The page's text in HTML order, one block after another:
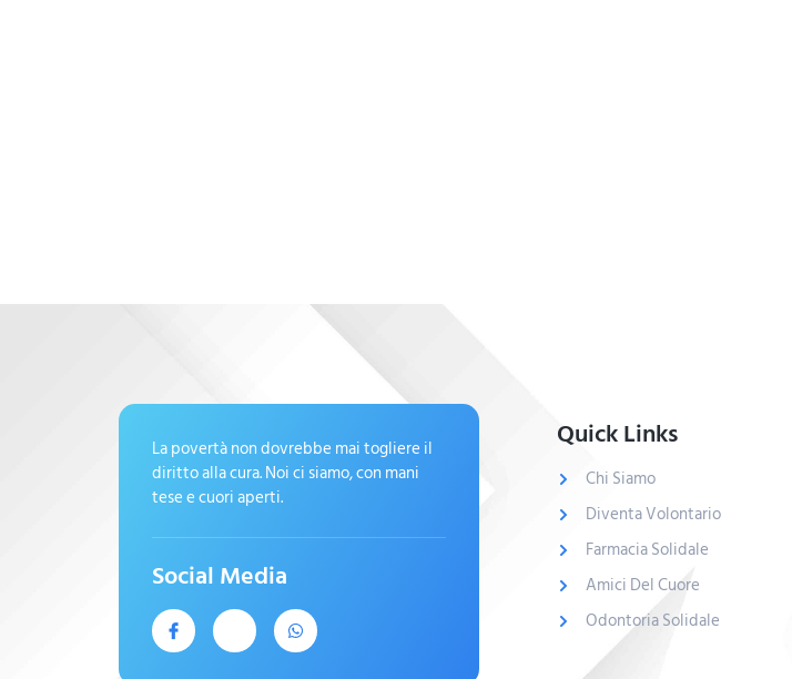
La povertà non dovrebbe mai togliere il
diritto alla cura. Noi ci siamo, con mani
tese e cuori aperti.
Social Media
Quick Links
Chi Siamo
Diventa Volontario
Farmacia Solidale
Amici Del Cuore
Odontoria Solidale